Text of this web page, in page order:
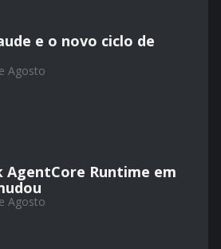
e o novo ciclo de
Agosto
AgentCore Runtime em
Agosto